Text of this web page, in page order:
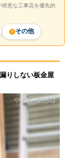
意な工事店を優先的
その他
りしない板金屋